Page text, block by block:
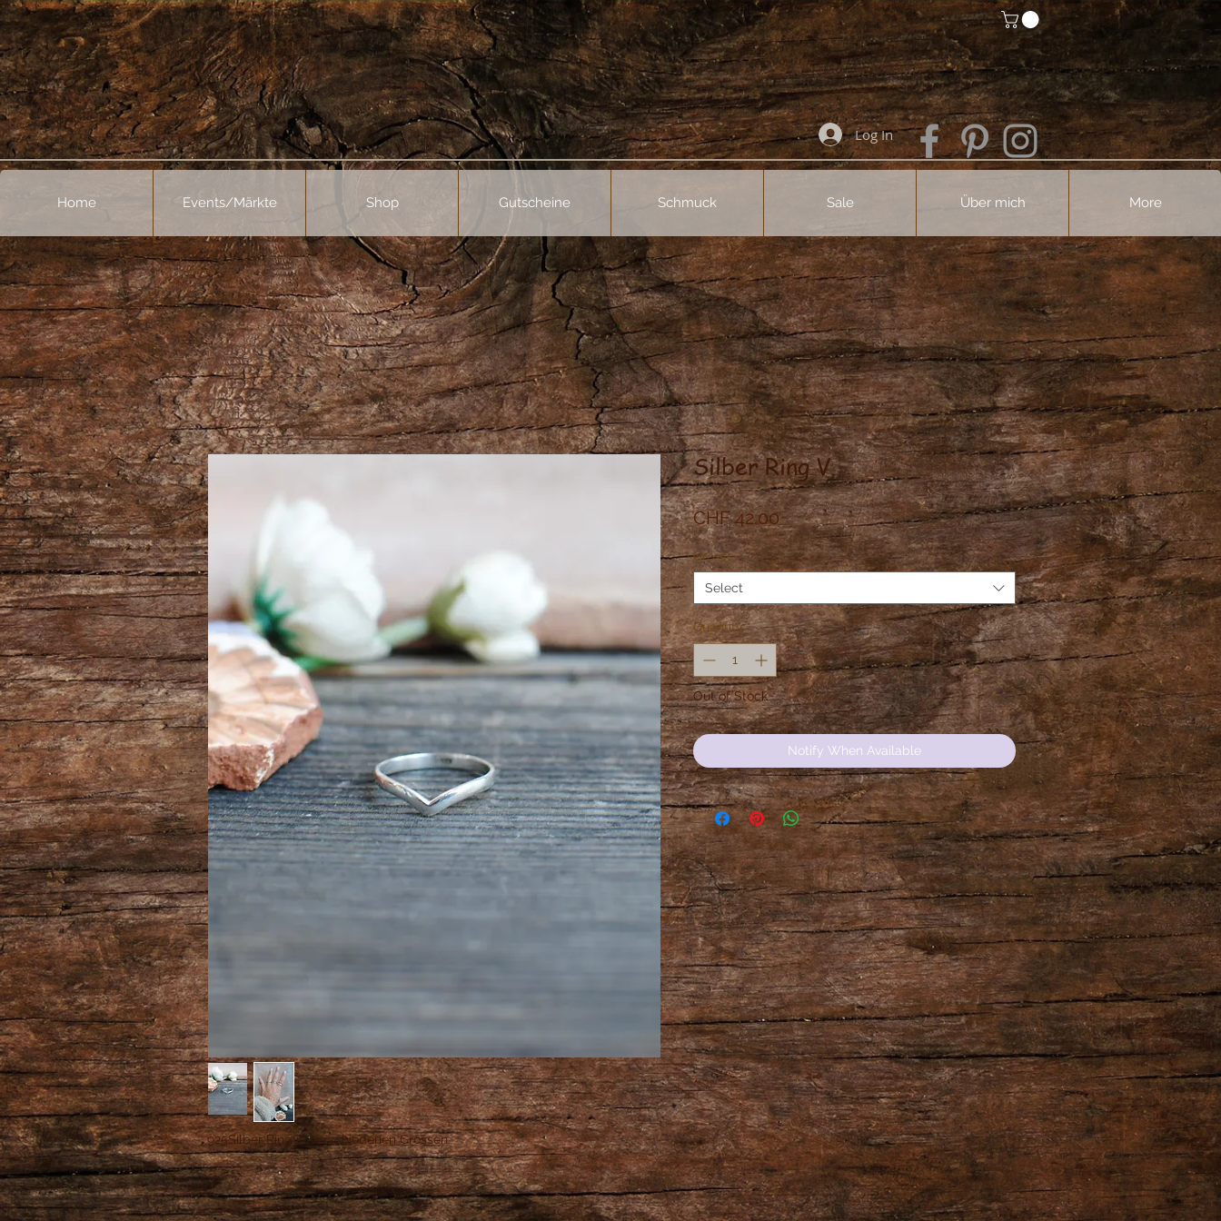
Log In
Home Events/Märkte Shop Gutscheine Schmuck Sale Über mich More
925Silber Ring in verschiedenen Grössen
Silber Ring V
CHF 42.00Price
Grösse *
Select
Quantity *
Out of Stock
Notify When Available